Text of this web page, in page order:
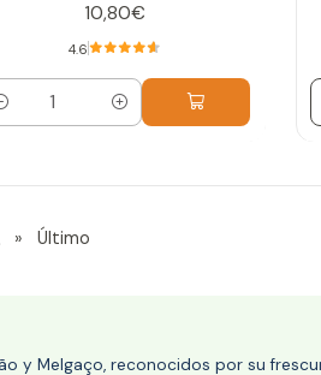
10,80€
4.6
» Último
y Melgaço, reconocidos por su